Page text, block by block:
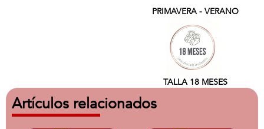
PRIMAVERA - VERANO
TALLA 18 MESES
Artículos relacionados